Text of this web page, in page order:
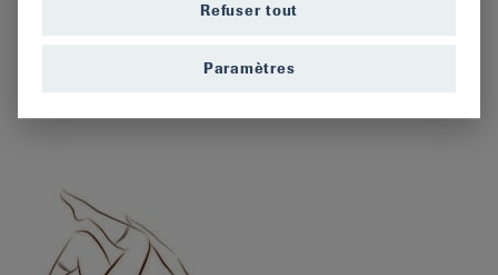
Refuser tout
Paramètres